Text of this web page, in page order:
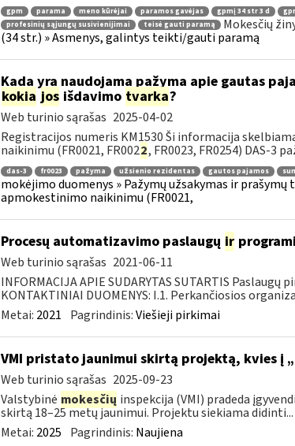
gpm parama meno kūrėjai paramos gavėjas gpmį 34 str 3 d
profesinių sąjungų susivienijimai
teisė gauti paramą Mokesčių
(34 str.) » Asmenys, galintys teikti/gauti paramą
Kada yra naudojama pažyma apie gautas
kokia jos išdavimo tvarka?
Web turinio sąrašas 2025-04-02
Registracijos numeris KM1530 Ši informacija
naikinimu (FR0021, FR0022, FR0023, FR0254) DAS-3
das-3 fr0023 pažyma užsienio rezidentas gautos pajamos
mokėjimo duomenys » Pažymų užsakymas ir
apmokestinimo naikinimu (FR0021,
Procesų automatizavimo paslaugų ir
Web turinio sąrašas 2021-06-11
INFORMACIJA APIE SUDARYTAS SUTARTIS Paslaugų
KONTAKTINIAI DUOMENYS: I.1. Perkančiosios
Metai: 2021 Pagrindinis:Viešieji pirkimai
VMI pristato jaunimui skirtą projektą, kvies į
Web turinio sąrašas 2025-09-23
Valstybinė mokesčių inspekcija (VMI) pradeda
skirtą 18–25 metų jaunimui. Projektu siekiama didinti...
Metai: 2025 Pagrindinis: Naujiena